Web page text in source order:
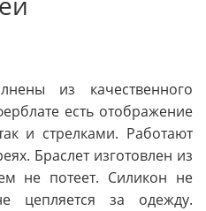
из качественного
есть отображение
и стрелками. Работают
Браслет изготовлен из
не потеет. Силикон не
цепляется за одежду.